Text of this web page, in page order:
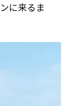
に来るま